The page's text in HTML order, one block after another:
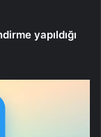
yapıldığı